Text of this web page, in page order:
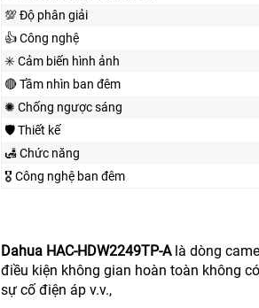
💯 Độ phân giải
👍 Công nghệ
✳️ Cảm biến hình ảnh
🔴 Tầm nhìn ban đêm
✺ Chống ngược sáng
🛡 Thiết kế
🛃 Chức năng
🎖️ Công nghệ ban đêm
Dahua HAC-HDW2249TP-Alà dòng
điều kiện không gian hoàn toàn không
sự cố điện áp v.v.,